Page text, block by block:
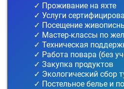
✓ Проживание на яхте
✓ Услуги
✓ Посещение
✓ Мастер-классы по
✓ Техническая
✓ Работа повара (без
✓ Закупка продуктов
✓ Экологический сбор
✓ Постельное белье и